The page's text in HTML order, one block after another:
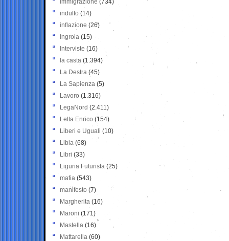
Immigrazione (734)
indulto (14)
inflazione (26)
Ingroia (15)
Interviste (16)
la casta (1.394)
La Destra (45)
La Sapienza (5)
Lavoro (1.316)
LegaNord (2.411)
Letta Enrico (154)
Liberi e Uguali (10)
Libia (68)
Libri (33)
Liguria Futurista (25)
mafia (543)
manifesto (7)
Margherita (16)
Maroni (171)
Mastella (16)
Mattarella (60)